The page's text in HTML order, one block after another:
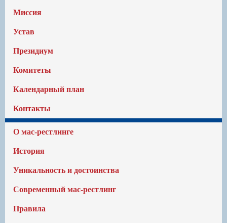
Миссия
Устав
Президиум
Комитеты
Календарный план
Контакты
О мас-рестлинге
История
Уникальность и достоинства
Современный мас-рестлинг
Правила